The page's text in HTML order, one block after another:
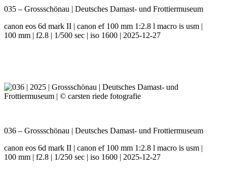
035 – Grossschönau | Deutsches Damast- und Frottiermuseum
canon eos 6d mark II | canon ef 100 mm 1:2.8 l macro is usm |
100 mm | f2.8 | 1/500 sec | iso 1600 | 2025-12-27
036 – Grossschönau | Deutsches Damast- und Frottiermuseum
canon eos 6d mark II | canon ef 100 mm 1:2.8 l macro is usm |
100 mm | f2.8 | 1/250 sec | iso 1600 | 2025-12-27